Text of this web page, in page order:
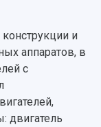
и
аппаратов, в
с
двигатель